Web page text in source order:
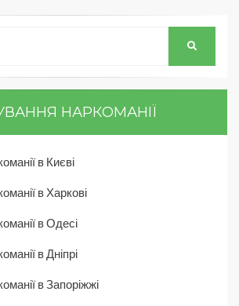
НАРКОМАНІЇ
в Києві
в Харкові
в Одесі
в Дніпрі
в Запоріжжі